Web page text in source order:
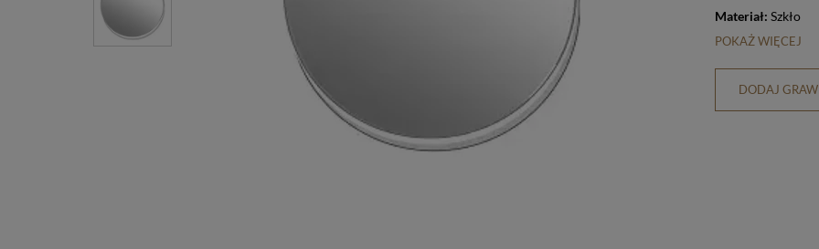
Materiał: Szkło
POKAŻ WIĘCEJ
DODAJ